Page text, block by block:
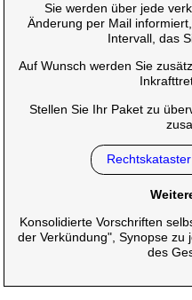
Sie werden über jede
Änderung per Mail
Intervall, das
Auf Wunsch werden Sie
Stellen Sie Ihr Paket zu
Konsolidierte Vorschriften
der Verkündung", Synopse zu
des